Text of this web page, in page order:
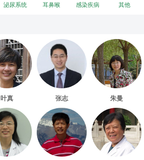
泌尿系统 耳鼻喉 感染疾病 其他
叶真 张志 朱曼